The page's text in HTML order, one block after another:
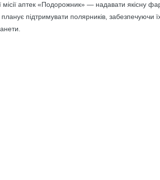
аптек «Подорожник» — надавати якісну
підтримувати полярників, забезпечуючи